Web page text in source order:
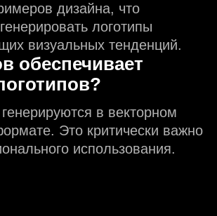
дизайна, что
логотипы
визуальных тенденций.
обеспечивает
в векторном
Это критически важно
использования.